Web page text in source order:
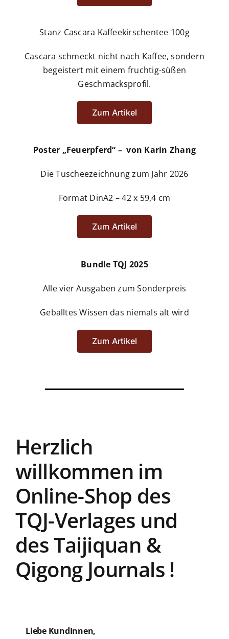
Stanz Cascara Kaffeekirschentee 100g
Cascara schmeckt nicht nach Kaffee, sondern
begeistert mit einem fruchtig-süßen
Geschmacksprofil.
Zum Artikel
Poster „Feuerpferd“ – von Karin Zhang
Die Tuscheezeichnung zum Jahr 2026
Format DinA2 – 42 x 59,4 cm
Zum Artikel
Bundle TQJ 2025
Alle vier Ausgaben zum Sonderpreis
Geballtes Wissen das niemals alt wird
Zum Artikel
Herzlich
willkommen im
Online-Shop des
TQJ-Verlages und
des Taijiquan &
Qigong Journals !
Liebe KundInnen,